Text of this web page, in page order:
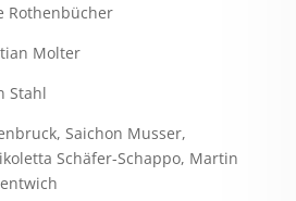
Rothenbücher
Molter
Stahl
Saichon Musser,
Schäfer-Schappo, Martin